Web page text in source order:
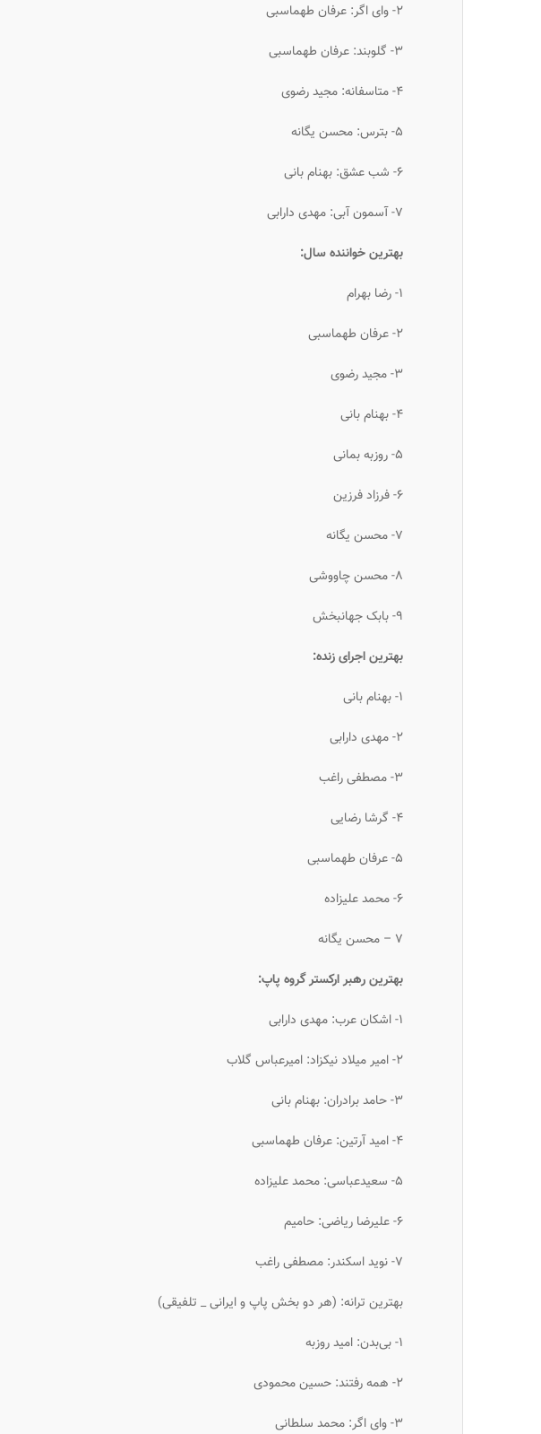
۲- وای اگر: عرفان طهماسبی
۳- گلوبند: عرفان طهماسبی
۴- متاسفانه: مجید رضوی
۵- بترس: محسن یگانه
۶- شب عشق: بهنام بانی
۷- آسمون آبی: مهدی دارابی
بهترین خواننده سال:
۱- رضا بهرام
۲- عرفان طهماسبی
۳- مجید رضوی
۴- بهنام بانی
۵- روزبه بمانی
۶- فرزاد فرزین
۷- محسن یگانه
۸- محسن چاووشی
۹- بابک جهانبخش
بهترین اجرای زنده:
۱- بهنام بانی
۲- مهدی دارابی
۳- مصطفی راغب
۴- گرشا رضایی
۵- عرفان طهماسبی
۶- محمد علیزاده
۷ – محسن یگانه
بهترین رهبر ارکستر گروه پاپ:
۱- اشکان عرب: مهدی دارابی
۲- امیر میلاد نیکزاد: امیرعباس گلاب
۳- حامد برادران: بهنام بانی
۴- امید آرتین: عرفان طهماسبی
۵- سعیدعباسی: محمد علیزاده
۶- علیرضا ریاضی: حامیم
۷- نوید اسکندر: مصطفی راغب
بهترین ترانه: (هر دو بخش پاپ و ایرانی _ تلفیقی)
۱- بی‌بدن: امید روزبه
۲- همه رفتند: حسین محمودی
۳- وای اگر: محمد سلطانی